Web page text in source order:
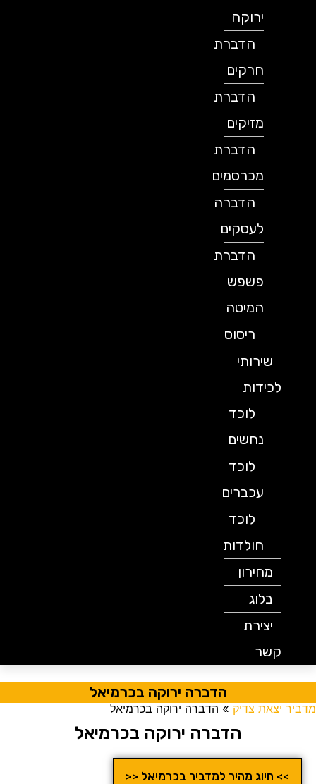
ירוקה
הדברת
חרקים
הדברת
מזיקים
הדברת
מכרסמים
הדברה
לעסקים
הדברת
פשפש
המיטה
ריסוס
שירותי
לכידות
לוכד
נחשים
לוכד
עכברים
לוכד
חולדות
מחירון
בלוג
יצירת
קשר
הדברה ירוקה בכרמיאל
מדביר יצאת צדיק » הדברה ירוקה בכרמיאל
הדברה ירוקה בכרמיאל
>> חיוג מהיר למדביר בכרמיאל <<